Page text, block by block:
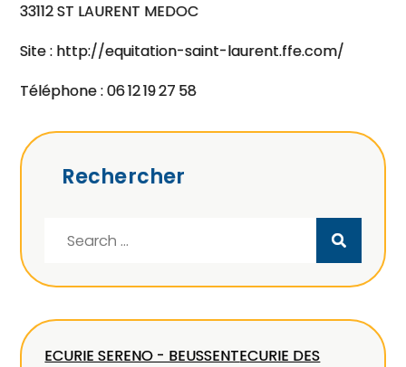
33112 ST LAURENT MEDOC
Site : http://equitation-saint-laurent.ffe.com/
Téléphone : 06 12 19 27 58
Rechercher
ECURIE SERENO - BEUSSENTECURIE DES